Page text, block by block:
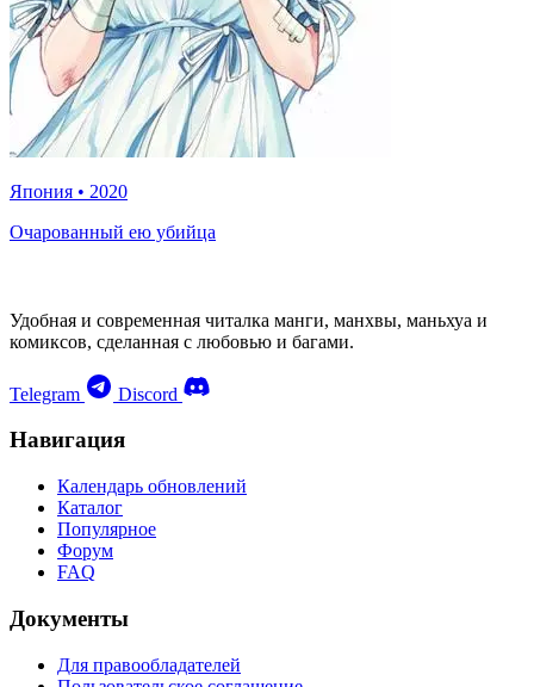
Япония • 2020
Очарованный ею убийца
Удобная и современная читалка манги, манхвы, маньхуа и
комиксов, сделанная с любовью и багами.
Telegram Discord
Навигация
Календарь обновлений
Каталог
Популярное
Форум
FAQ
Документы
Для правообладателей